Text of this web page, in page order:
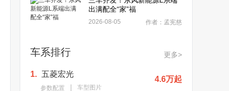
出满配全“家”福
2026-08-05 作者：孟宪慈
车系排行 更多>
1. 五菱宏光
参数配置 车型图片
4.6万起